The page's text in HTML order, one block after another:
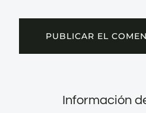
Información